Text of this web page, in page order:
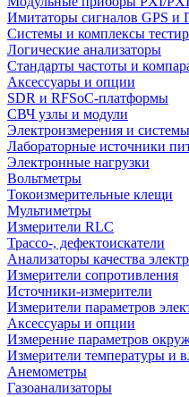
Имитаторы сигналов GPS
Системы и комплексы
Логические анализаторы
Стандарты частоты и
Аксессуары и опции
SDR и RFSoC‑платформы
СВЧ узлы и модули
Электроизмерения и
Лабораторные источники
Электронные нагрузки
Вольтметры
Токоизмерительные клещи
Мультиметры
Измерители RLC
Трассо-, дефектоискатели
Анализаторы качества
Измерители сопротивления
Источники-измерители
Измерители параметров
Аксессуары и опции
Измерение параметров
Измерители температуры и
Анемометры
Газоанализаторы